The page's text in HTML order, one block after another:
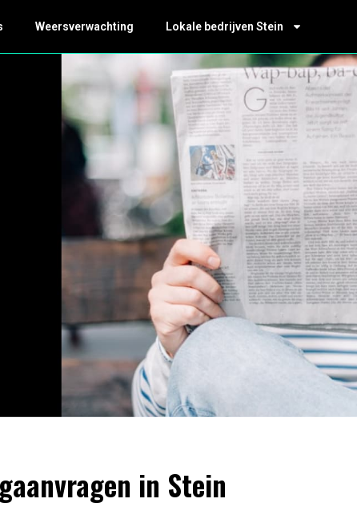
Weersverwachting Lokale bedrijven Stein
in Stein